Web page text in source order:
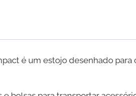
é um estojo desenhado